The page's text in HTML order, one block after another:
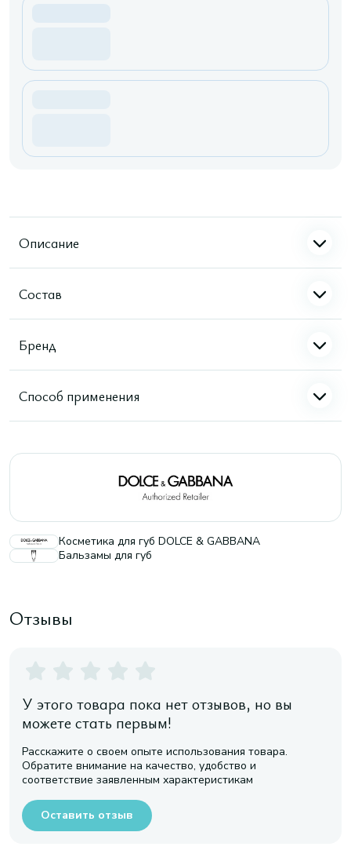
Описание
Состав
Бренд
Способ применения
Косметика для губ DOLCE & GABBANA
Бальзамы для губ
Отзывы
У этого товара пока нет отзывов, но вы
можете стать первым!
Расскажите о своем опыте использования товара.
Обратите внимание на качество, удобство и
соответствие заявленным характеристикам
Оставить отзыв